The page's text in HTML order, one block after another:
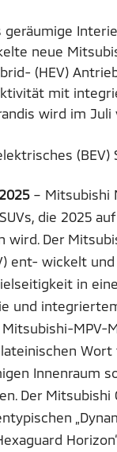
geräumige
neue
(HEV)
mit
wird im
– Mitsubishi
die 2025
wird. Der
ent- wickelt
in
und
MPV-
Wort
Innenraum
Der